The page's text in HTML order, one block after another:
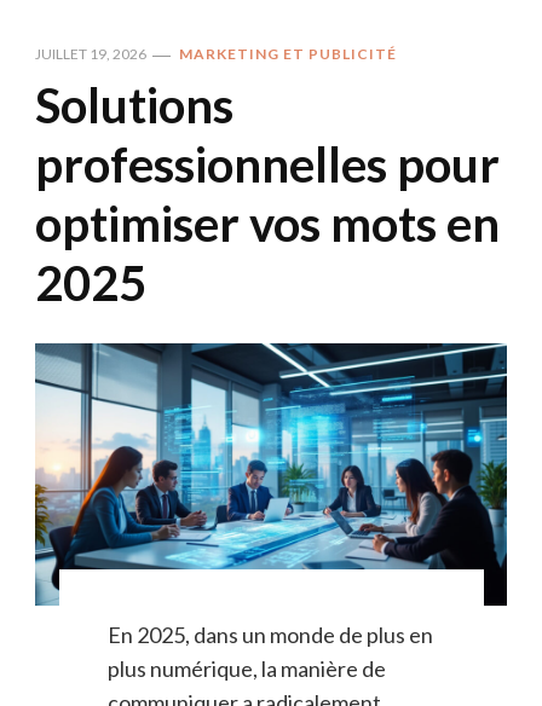
JUILLET 19, 2026 MARKETING ET PUBLICITÉ
Solutions
professionnelles pour
optimiser vos mots en
2025
En 2025, dans un monde de plus en
plus numérique, la manière de